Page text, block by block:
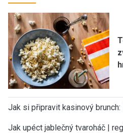
Jak si připravit kasinový
Jak upéct jablečný tvaroháč |